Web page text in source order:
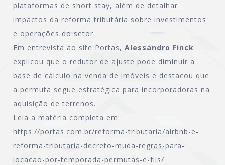
plataformas de short stay, além de detalhar
impactos da reforma tributária sobre investimentos
e operações do setor.
Em entrevista ao site Portas, Alessandro Finck
explicou que o redutor de ajuste pode diminuir a
base de cálculo na venda de imóveis e destacou que
a permuta segue estratégica para incorporadoras na
aquisição de terrenos.
Leia a matéria completa em:
https://portas.com.br/reforma-tributaria/airbnb-e-
reforma-tributaria-decreto-muda-regras-para-
locacao-por-temporada-permutas-e-fiis/